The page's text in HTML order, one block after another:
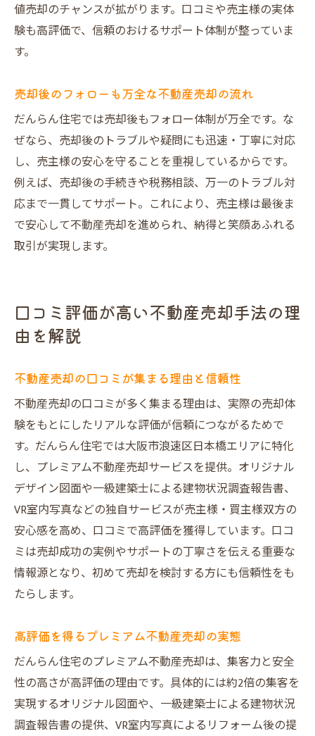
値売却のチャンスが拡がります。口コミや売主様の実体
験も高評価で、信頼のおけるサポート体制が整っていま
す。
売却後のフォローも万全な不動産売却の流れ
だんらん住宅では売却後もフォロー体制が万全です。な
ぜなら、売却後のトラブルや疑問にも迅速・丁寧に対応
し、売主様の安心を守ることを重視しているからです。
例えば、売却後の手続きや税務相談、万一のトラブル対
応まで一貫してサポート。これにより、売主様は最後ま
で安心して不動産売却を進められ、納得と笑顔あふれる
取引が実現します。
口コミ評価が高い不動産売却手法の理
由を解説
不動産売却の口コミが集まる理由と信頼性
不動産売却の口コミが多く集まる理由は、実際の売却体
験をもとにしたリアルな評価が信頼につながるためで
す。だんらん住宅では大阪市浪速区日本橋エリアに特化
し、プレミアム不動産売却サービスを提供。オリジナル
デザイン図面や一級建築士による建物状況調査報告書、
VR室内写真などの独自サービスが売主様・買主様双方の
安心感を高め、口コミで高評価を獲得しています。口コ
ミは売却成功の実例やサポートの丁寧さを伝える重要な
情報源となり、初めて売却を検討する方にも信頼性をも
たらします。
高評価を得るプレミアム不動産売却の実態
だんらん住宅のプレミアム不動産売却は、集客力と安全
性の高さが高評価の理由です。具体的には約2倍の集客を
実現するオリジナル図面や、一級建築士による建物状況
調査報告書の提供、VR室内写真によるリフォーム後の提